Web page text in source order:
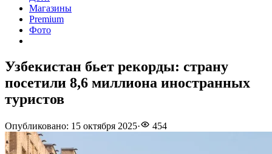
Магазины
Premium
Фото
Узбекистан бьет рекорды: страну
посетили 8,6 миллиона иностранных
туристов
Опубликовано: 15 октября 2025· 454